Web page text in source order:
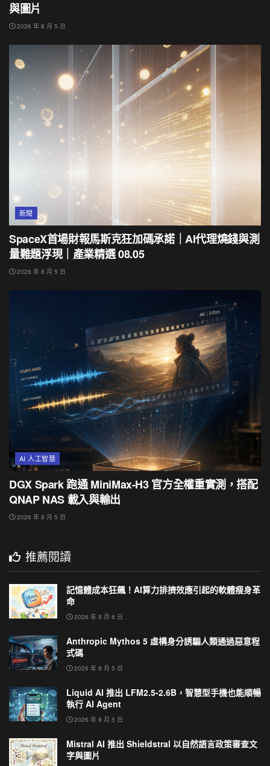
與圖片
2026 年 8 月 5 日
新聞
SpaceX首場財報馬斯克狂加碼承諾｜AI代理燒錢與測
量難題浮現｜產業精選 08.05
2026 年 8 月 5 日
AI 人工智慧
DGX Spark 跑通 MiniMax-H3 官方全權重實測，搭配
QNAP NAS 載入與輸出
2026 年 8 月 5 日
推薦閱讀
記憶體成本狂飆！AI算力排擠效應引起的軟體瘦身革
命
2026 年 8 月 6 日
Anthropic Mythos 5 虛構身分誘騙人類通過惡意程
式碼
2026 年 8 月 5 日
Liquid AI 推出 LFM2.5-2.6B，智慧型手機也能順暢
執行 AI Agent
2026 年 8 月 5 日
Mistral AI 推出 Shieldstral 以自然語言政策審查文
字與圖片